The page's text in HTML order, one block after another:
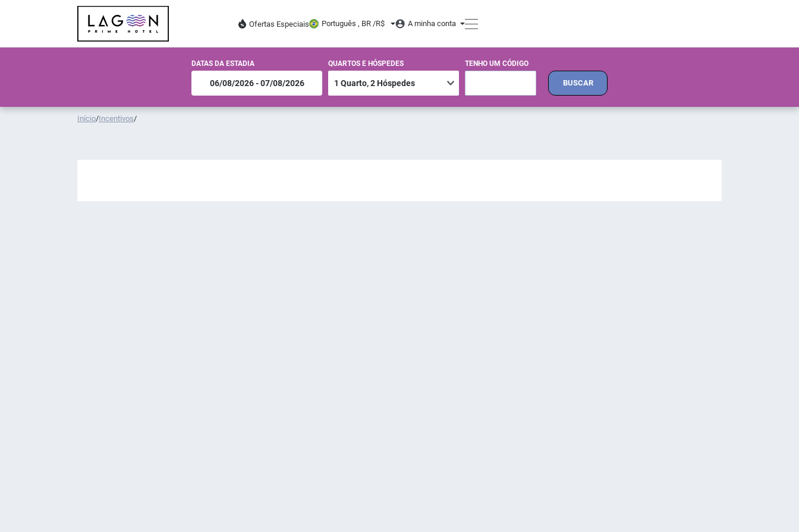
Ofertas Especiais Português , BR /R$ A minha conta
DATAS DA ESTADIA QUARTOS E HÓSPEDES TENHO UM CÓDIGO
BUSCAR
Início/Incentivos/